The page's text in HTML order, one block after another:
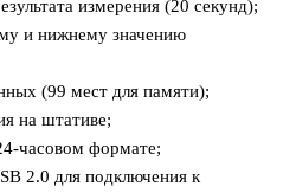
измерения (20 секунд);
и нижнему значению
(99 мест для памяти);
на штативе;
часовом формате;
2.0 для подключения к